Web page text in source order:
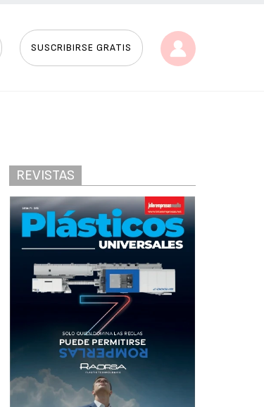
SUSCRIBIRSE GRATIS
REVISTAS